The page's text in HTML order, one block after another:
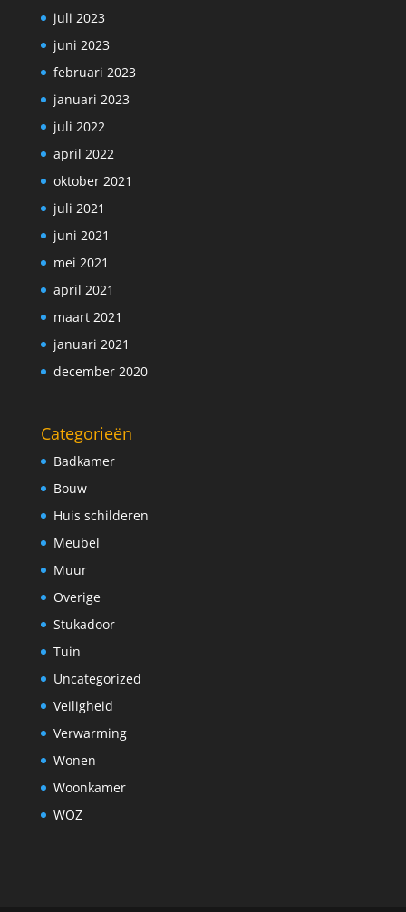
juli 2023
juni 2023
februari 2023
januari 2023
juli 2022
april 2022
oktober 2021
juli 2021
juni 2021
mei 2021
april 2021
maart 2021
januari 2021
december 2020
Categorieën
Badkamer
Bouw
Huis schilderen
Meubel
Muur
Overige
Stukadoor
Tuin
Uncategorized
Veiligheid
Verwarming
Wonen
Woonkamer
WOZ